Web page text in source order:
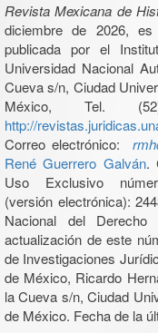
Revista Mexicana de
diciembre de 2026,
publicada por el
Universidad Nacional
Cueva s/n, Ciudad
México, Tel.
http://
Correo electrónico:
René Guerrero Galván.
Uso Exclusivo
(versión electrónica):
Nacional del
actualización de este
de Investigaciones
de México, Ricardo
la Cueva s/n, Ciudad
de México. Fecha de la